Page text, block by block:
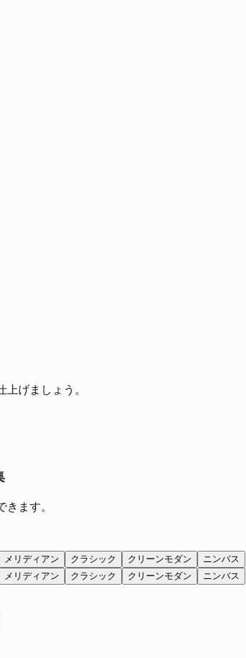
げましょう。
ます。
メリディアン クラシック クリーンモダン
ニンバス
メリディアン クラシック クリーンモダン ニンバス